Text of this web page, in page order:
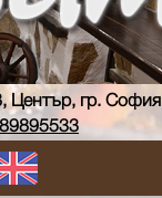
Център, гр. София